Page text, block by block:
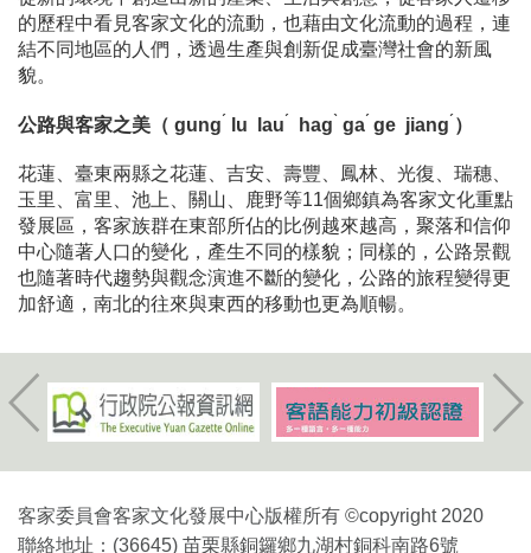
的歷程中看見客家文化的流動，也藉由文化流動的過程，連
結不同地區的人們，透過生產與創新促成臺灣社會的新風
貌。
公路與客家之美（ gungˊ lu lauˊ hagˋ gaˊ ge jiangˊ ）
花蓮、臺東兩縣之花蓮、吉安、壽豐、鳳林、光復、瑞穗、
玉里、富里、池上、關山、鹿野等11個鄉鎮為客家文化重點
發展區，客家族群在東部所佔的比例越來越高，聚落和信仰
中心隨著人口的變化，產生不同的樣貌；同樣的，公路景觀
也隨著時代趨勢與觀念演進不斷的變化，公路的旅程變得更
加舒適，南北的往來與東西的移動也更為順暢。
客家委員會客家文化發展中心版權所有 ©copyright 2020
聯絡地址：(36645) 苗栗縣銅鑼鄉九湖村銅科南路6號